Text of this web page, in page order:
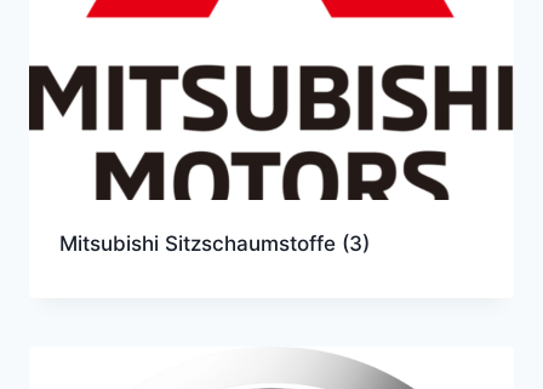
Mitsubishi Sitzschaumstoffe (3)